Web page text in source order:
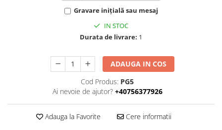
Gravare inițială sau mesaj
IN STOC
Durata de livrare: 1
ADAUGA IN COS
Cod Produs: PG5
Ai nevoie de ajutor? +40756377926
Adauga la Favorite Cere informatii